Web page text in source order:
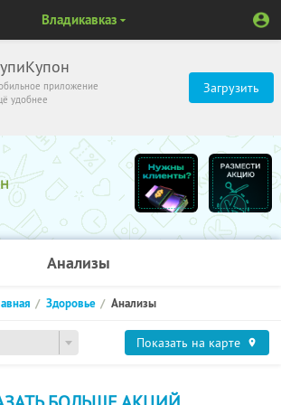
приложение
удобнее
Загрузить
Владикавказ
Анализы
Здоровье Анализы
Показать на карте